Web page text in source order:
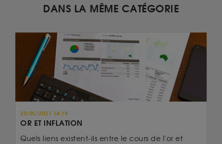
DANS LA MÊME CATÉGORIE
20/05/2021 14:19
OR ET INFLATION
Quels liens existent-ils entre le cours de l'or et